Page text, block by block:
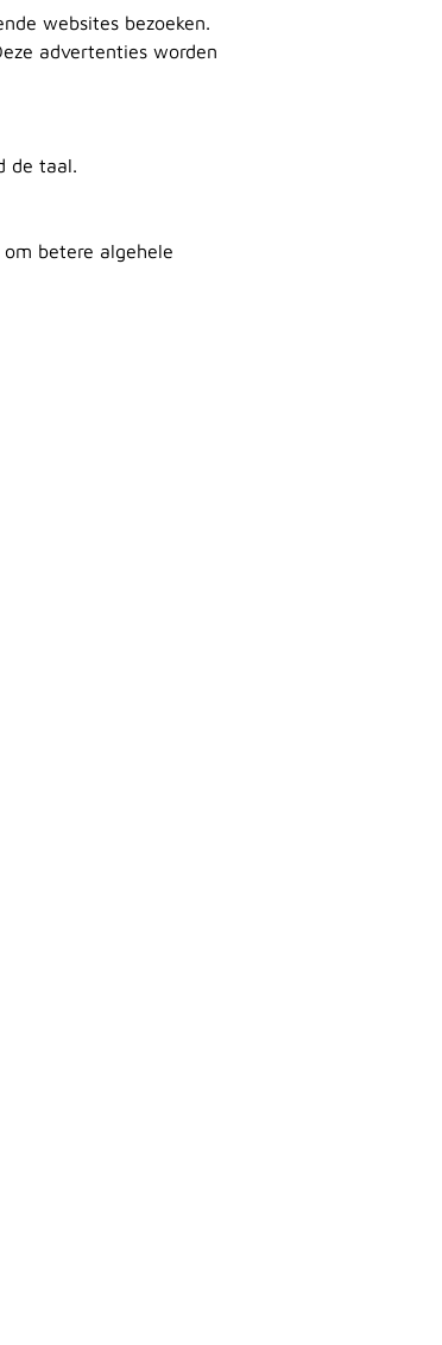
websites bezoeken.
advertenties worden
de taal.
betere algehele